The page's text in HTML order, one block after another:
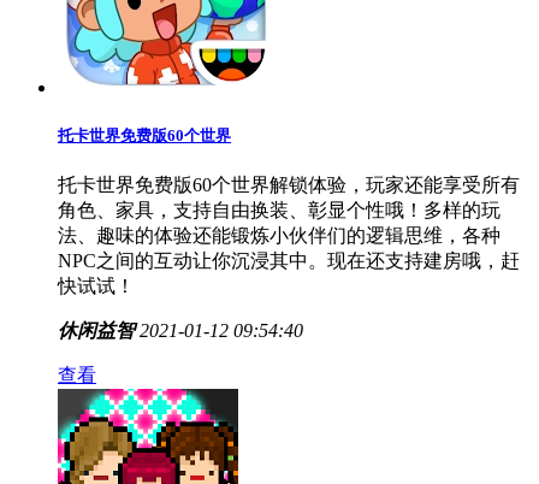
查看
托卡世界免费版60个世界解锁体验，玩家还能享受所有
角色、家具，支持自由换装、彰显个性哦！多样的玩
法、趣味的体验还能锻炼小伙伴们的逻辑思维，各种
NPC之间的互动让你沉浸其中。现在还支持建房哦，赶
快试试！